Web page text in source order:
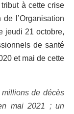
à cette crise
l’Organisation
jeudi 21 octobre,
de santé
et mai de cette
de décès
mai 2021 ; un